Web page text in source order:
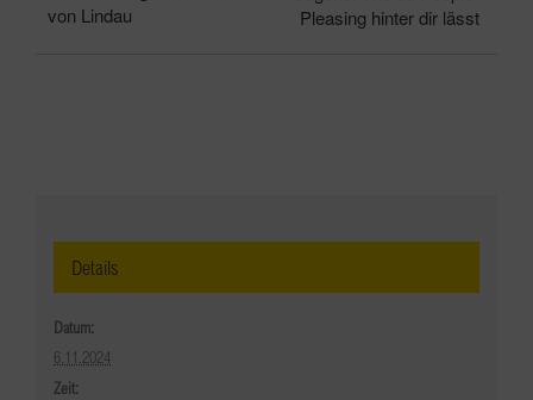
von Lindau
Pleasing hinter dir lässt
Details
Datum:
6.11.2024
Zeit: